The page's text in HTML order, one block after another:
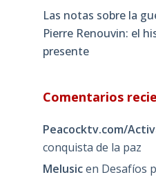
Las notas sobre la
Pierre Renouvin: el
presente
Comentarios
Peacocktv.com/
conquista de la paz
Melusicen Desafíos